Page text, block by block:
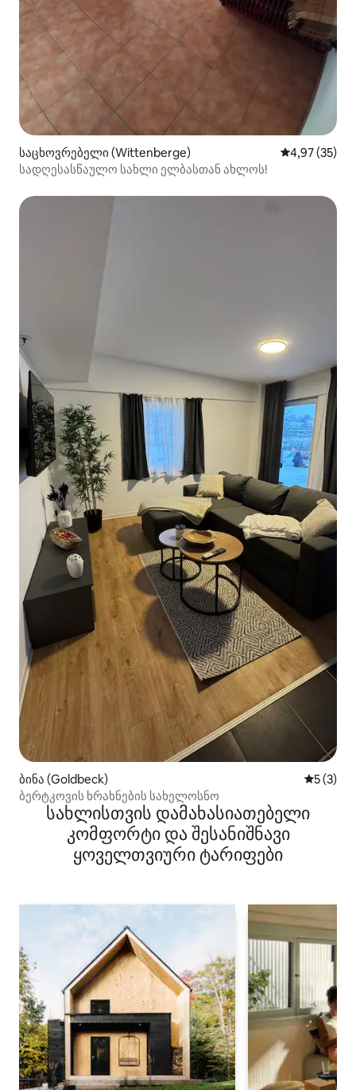
საცხოვრებელი (Wittenberge) საშუალო
4,97 (35)
სადღესასწაულო სახლი ელბასთან ახლოს!
ბინა (Goldbeck)
5 (3)
ბერტკოვის ხრახნების სახელოსნო
სახლისთვის დამახასიათებელი
კომფორტი და შესანიშნავი
ყოველთვიური ტარიფები